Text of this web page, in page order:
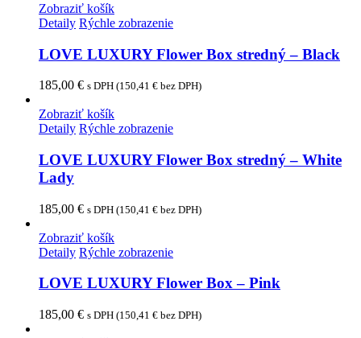
Zobraziť košík
Detaily Rýchle zobrazenie
LOVE LUXURY Flower Box stredný – Black
185,00 € s DPH (150,41 € bez DPH)
Zobraziť košík
Detaily Rýchle zobrazenie
LOVE LUXURY Flower Box stredný – White
Lady
185,00 € s DPH (150,41 € bez DPH)
Zobraziť košík
Detaily Rýchle zobrazenie
LOVE LUXURY Flower Box – Pink
185,00 € s DPH (150,41 € bez DPH)